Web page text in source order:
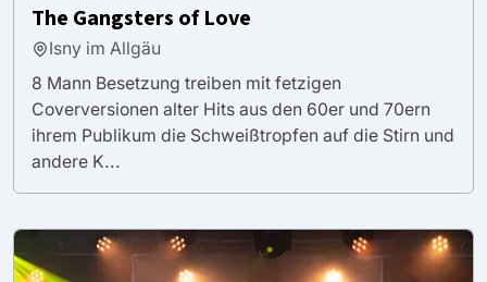
The Gangsters of Love
Isny im Allgäu
8 Mann Besetzung treiben mit fetzigen
Coverversionen alter Hits aus den 60er und 70ern
ihrem Publikum die Schweißtropfen auf die Stirn und
andere K...